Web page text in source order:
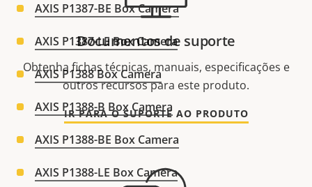
AXIS P1387-BE Box Camera
AXIS P1387-LE Box Camera
AXIS P1388 Box Camera
AXIS P1388-B Box Camera
AXIS P1388-BE Box Camera
AXIS P1388-LE Box Camera
Documentos de suporte
Obtenha fichas técnicas, manuais, especificações e
outros recursos para este produto.
IR PARA O SUPORTE AO PRODUTO